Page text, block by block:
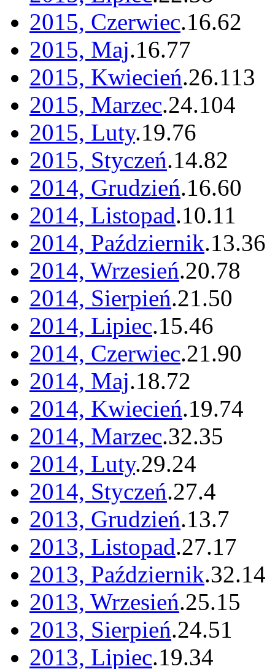
2015, Czerwiec.16.62
2015, Maj.16.77
2015, Kwiecień.26.113
2015, Marzec.24.104
2015, Luty.19.76
2015, Styczeń.14.82
2014, Grudzień.16.60
2014, Listopad.10.11
2014, Październik.13.36
2014, Wrzesień.20.78
2014, Sierpień.21.50
2014, Lipiec.15.46
2014, Czerwiec.21.90
2014, Maj.18.72
2014, Kwiecień.19.74
2014, Marzec.32.35
2014, Luty.29.24
2014, Styczeń.27.4
2013, Grudzień.13.7
2013, Listopad.27.17
2013, Październik.32.14
2013, Wrzesień.25.15
2013, Sierpień.24.51
2013, Lipiec.19.34